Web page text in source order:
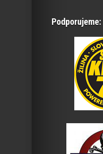
Podporujeme: